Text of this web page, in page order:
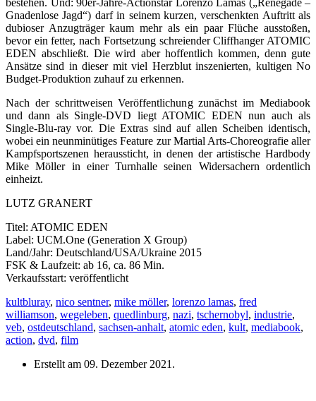
Gnadenlose Jagd“) darf in seinem kurzen, verschenkten Auftritt als
dubioser Anzugträger kaum mehr als ein paar Flüche ausstoßen,
bevor ein fetter, nach Fortsetzung schreiender Cliffhanger ATOMIC
EDEN abschließt. Die wird aber hoffentlich kommen, denn gute
Ansätze sind in dieser mit viel Herzblut inszenierten, kultigen No
Budget-Produktion zuhauf zu erkennen.
Nach der schrittweisen Veröffentlichung zunächst im Mediabook
und dann als Single-DVD liegt ATOMIC EDEN nun auch als
Single-Blu-ray vor. Die Extras sind auf allen Scheiben identisch,
wobei ein neunminütiges Feature zur Martial Arts-Choreografie aller
Kampfsportszenen heraussticht, in denen der artistische Hardbody
Mike Möller in einer Turnhalle seinen Widersachern ordentlich
einheizt.
LUTZ GRANERT
Titel: ATOMIC EDEN
Label: UCM.One (Generation X Group)
Land/Jahr: Deutschland/USA/Ukraine 2015
FSK & Laufzeit: ab 16, ca. 86 Min.
Verkaufsstart: veröffentlicht
kultbluray, nico sentner, mike möller, lorenzo lamas, fred
williamson, wegeleben, quedlinburg, nazi, tschernobyl, industrie,
veb, ostdeutschland, sachsen-anhalt, atomic eden, kult, mediabook,
action, dvd, film
Erstellt am 09. Dezember 2021 .